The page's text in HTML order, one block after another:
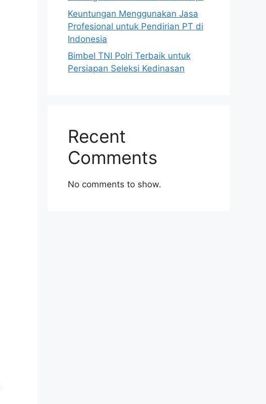
Keuntungan Menggunakan Jasa
Profesional untuk Pendirian PT di
Indonesia
Bimbel TNI Polri Terbaik untuk
Persiapan Seleksi Kedinasan
Recent
Comments
No comments to show.